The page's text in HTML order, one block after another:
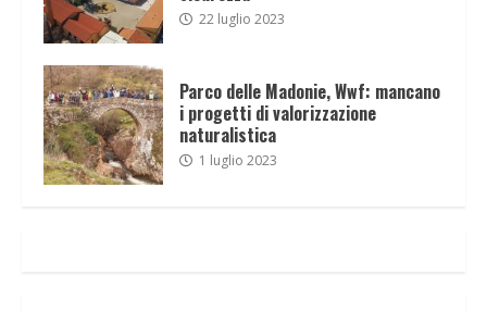
22 luglio 2023
Parco delle Madonie, Wwf: mancano
i progetti di valorizzazione
naturalistica
1 luglio 2023